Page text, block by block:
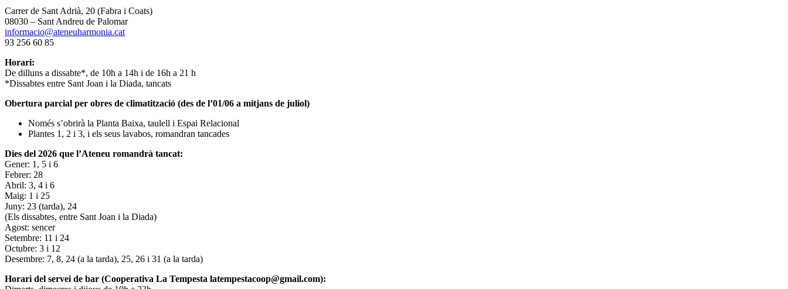
Carrer de Sant Adrià, 20 (Fabra i Coats)
08030 – Sant Andreu de Palomar
informacio@ateneuharmonia.cat
93 256 60 85
Horari:
De dilluns a dissabte*, de 10h a 14h i de 16h a 21 h
*Dissabtes entre Sant Joan i la Diada, tancats
Obertura parcial per obres de climatització (des de l’01/06 a mitjans de juliol)
Només s’obrirà la Planta Baixa, taulell i Espai Relacional
Plantes 1, 2 i 3, i els seus lavabos, romandran tancades
Dies del 2026 que l’Ateneu romandrà tancat:
Gener: 1, 5 i 6
Febrer: 28
Abril: 3, 4 i 6
Maig: 1 i 25
Juny: 23 (tarda), 24
(Els dissabtes, entre Sant Joan i la Diada)
Agost: sencer
Setembre: 11 i 24
Octubre: 3 i 12
Desembre: 7, 8, 24 (a la tarda), 25, 26 i 31 (a la tarda)
Horari del servei de bar (Cooperativa La Tempesta latempestacoop@gmail.com):